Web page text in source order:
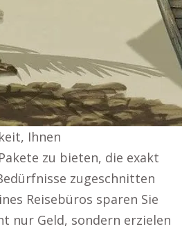
Ihnen
zu bieten, die exakt
zugeschnitten
Reisebüros sparen Sie
nur Geld, sondern erzielen